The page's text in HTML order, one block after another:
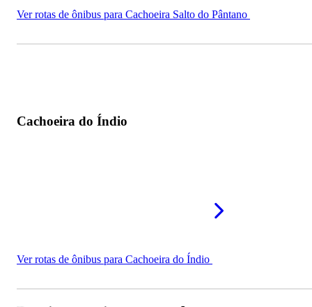
Ver rotas de ônibus para Cachoeira Salto do Pântano
Cachoeira do Índio
Ver rotas de ônibus para Cachoeira do Índio